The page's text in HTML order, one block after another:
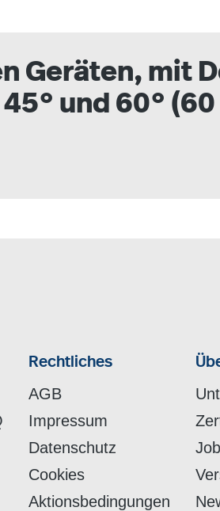
Geräten, mit
und 60°
Rechtliches
AGB
Impressum
Datenschutz
Cookies
Aktionsbedingungen